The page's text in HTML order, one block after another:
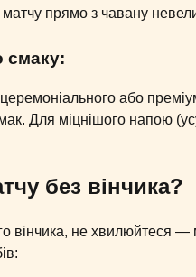
прямо з чавану
смаку:
церемоніального або
Для міцнішого напою
без вінчика?
вінчика, не хвилюйтеся —